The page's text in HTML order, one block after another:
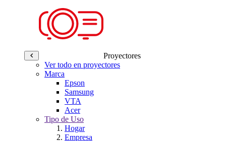
Proyectores
Ver todo en proyectores
Marca
Epson
Samsung
VTA
Acer
Tipo de Uso
Hogar
Empresa